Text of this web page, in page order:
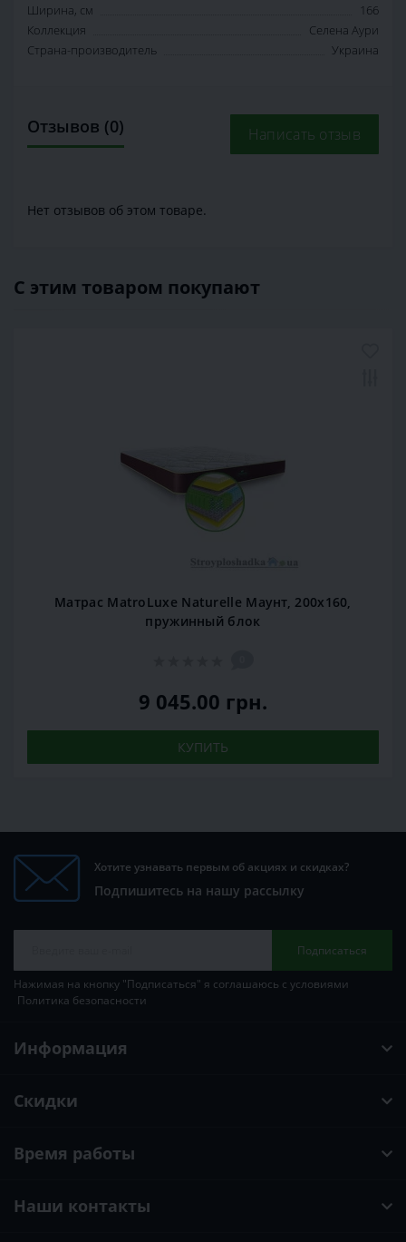
Ширина, см
166
Коллекция
Селена Аури
Страна-производитель
Украина
Отзывов (0) Написать отзыв
Нет отзывов об этом товаре.
С этим товаром покупают
Матрас MatroLuxe Naturelle Маунт, 200x160,
пружинный блок
9 045.00 грн.
КУПИТЬ
Хотите узнавать первым об акциях и скидках?
Подпишитесь на нашу рассылку
Подписаться
Нажимая на кнопку "Подписаться" я соглашаюсь с условиями
Политика безопасности
Информация
Скидки
Время работы
Наши контакты